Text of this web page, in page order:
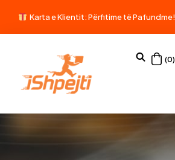
Karta e Klientit: Përfitime të Pafundme!
(0)